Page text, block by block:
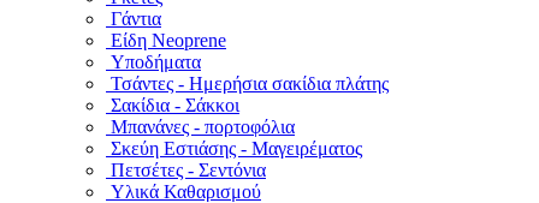
Γάντια
Είδη Neoprene
Υποδήματα
Τσάντες - Ημερήσια σακίδια πλάτης
Σακίδια - Σάκκοι
Μπανάνες - πορτοφόλια
Σκεύη Εστιάσης - Μαγειρέματος
Πετσέτες - Σεντόνια
Υλικά Καθαρισμού